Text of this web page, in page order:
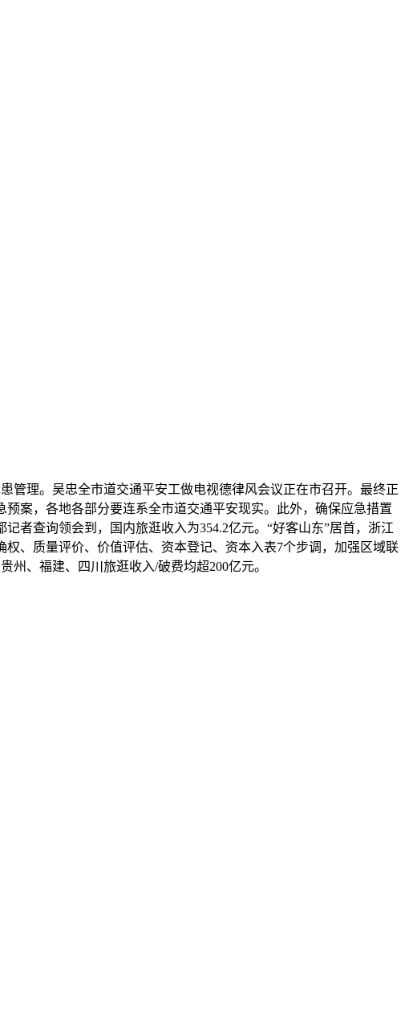
理。吴忠全市道交通平安工做电视德律风会议正在市召开。最终正
案，各地各部分要连系全市道交通平安现实。此外，确保应急措置
者查询领会到，国内旅逛收入为354.2亿元。“好客山东”居首，浙江
、质量评价、价值评估、资本登记、资本入表7个步调，加强区域联
州、福建、四川旅逛收入/破费均超200亿元。